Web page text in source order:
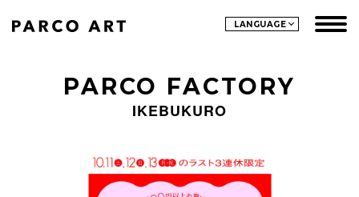
LANGUAGE
PARCO FACTORY
IKEBUKURO